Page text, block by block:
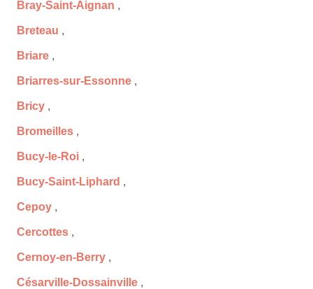
Bray-Saint-Aignan ,
Breteau ,
Briare ,
Briarres-sur-Essonne ,
Bricy ,
Bromeilles ,
Bucy-le-Roi ,
Bucy-Saint-Liphard ,
Cepoy ,
Cercottes ,
Cernoy-en-Berry ,
Césarville-Dossainville ,